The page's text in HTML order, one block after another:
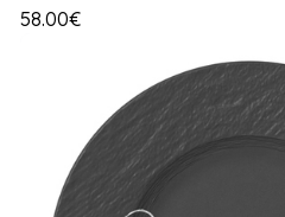
58.00€